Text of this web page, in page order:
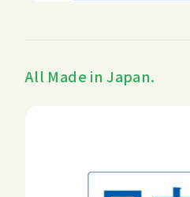
All Made in Japan.